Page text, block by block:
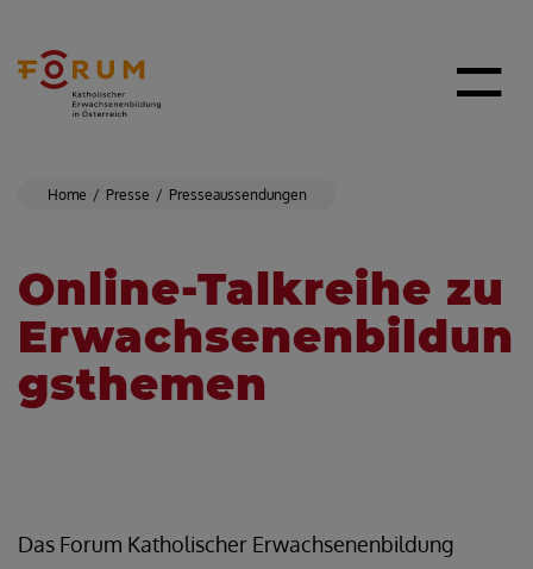
Home Presse Presseaussendungen
Online-Talkreihe zu
Erwachsenenbildun
gsthemen
Das Forum Katholischer Erwachsenenbildung